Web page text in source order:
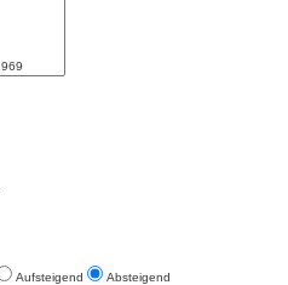
Aufsteigend
Absteigend